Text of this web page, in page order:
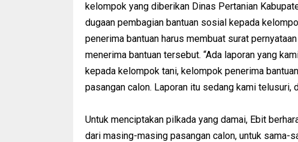
kelompok yang diberikan Dinas Pertanian
dugaan pembagian bantuan sosial kepada
penerima bantuan harus membuat surat
menerima bantuan tersebut. “Ada laporan yang
kepada kelompok tani, kelompok penerima
pasangan calon. Laporan itu sedang kami telusuri,
Untuk menciptakan pilkada yang damai, Ebit
dari masing-masing pasangan calon, untuk sama-